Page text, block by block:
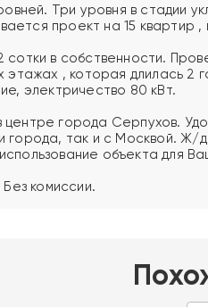
Три уровня в стадии
проект на 15 квартир ,
сотки в собственности.
этажах , которая длилась 2
электричество 80 кВт.
города Серпухов.
города, так и с Москвой. Ж/д
объекта для
комиссии.